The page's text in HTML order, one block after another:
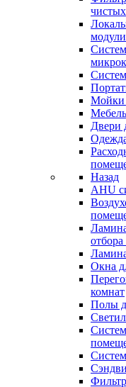
Мойки
Двери
Назад
AHU
Окна
комнат
Полы